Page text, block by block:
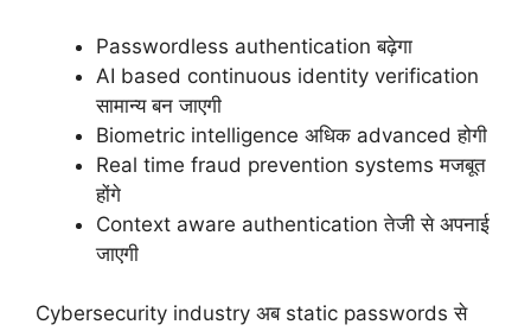
Passwordless authentication बढ़ेगा
AI based continuous identity verification
सामान्य बन जाएगी
Biometric intelligence अधिक advanced होगी
Real time fraud prevention systems मजबूत
होंगे
Context aware authentication तेजी से अपनाई
जाएगी
Cybersecurity industry अब static passwords से